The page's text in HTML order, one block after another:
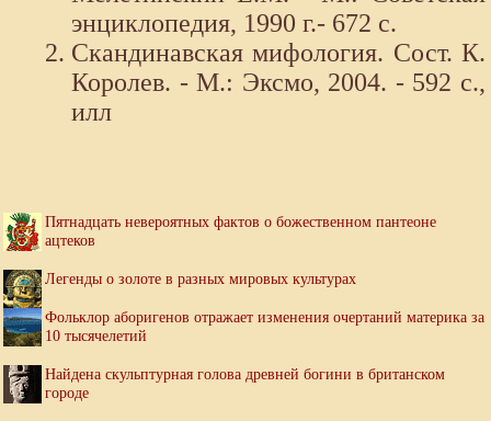
энциклопедия, 1990 г.- 672 с.
Скандинавская мифология. Сост. К.
Королев. - М.: Эксмо, 2004. - 592 с.,
илл
Пятнадцать невероятных фактов о божественном пантеоне
ацтеков
Легенды о золоте в разных мировых культурах
Фольклор аборигенов отражает изменения очертаний материка за
10 тысячелетий
Найдена скульптурная голова древней богини в британском
городе